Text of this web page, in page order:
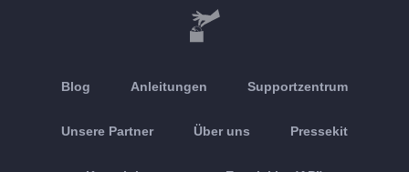
Blog Anleitungen Supportzentrum
Unsere Partner Über uns Pressekit